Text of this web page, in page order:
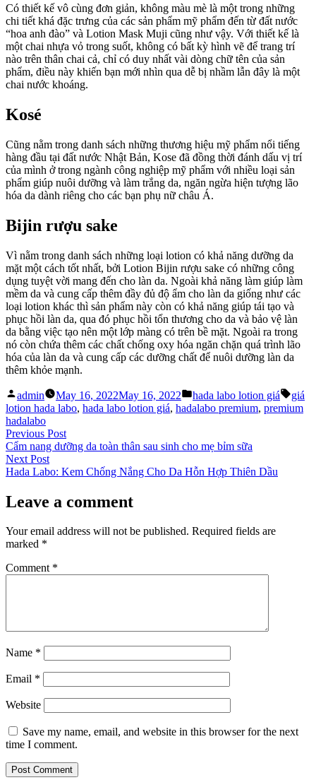
Có thiết kế vô cùng đơn giản, không màu mè là một trong những
chi tiết khá đặc trưng của các sản phẩm mỹ phẩm đến từ đất nước
“hoa anh đào” và Lotion Mask Muji cũng như vậy. Với thiết kế là
một chai nhựa vỏ trong suốt, không có bất kỳ hình vẽ để trang trí
nào trên thân chai cả, chỉ có duy nhất vài dòng chữ tên của sản
phẩm, điều này khiến bạn mới nhìn qua dễ bị nhầm lẫn đây là một
chai nước khoáng.
Kosé
Cũng nằm trong danh sách những thương hiệu mỹ phẩm nổi tiếng
hàng đầu tại đất nước Nhật Bản, Kose đã đồng thời đánh dấu vị trí
của mình ở trong ngành công nghiệp mỹ phẩm với nhiều loại sản
phẩm giúp nuôi dưỡng và làm trắng da, ngăn ngừa hiện tượng lão
hóa da dành riêng cho các bạn phụ nữ châu Á.
Bijin rượu sake
Vì nằm trong danh sách những loại lotion có khả năng dưỡng da
mặt một cách tốt nhất, bởi Lotion Bijin rượu sake có những công
dụng tuyệt vời mang đến cho làn da. Ngoài khả năng làm giúp làm
mềm da và cung cấp thêm đầy đủ độ ẩm cho làn da giống như các
loại lotion khác thì sản phẩm này còn có khả năng giúp tái tạo và
phục hồi làn da, qua đó phục hồi tổn thương cho da và bảo vệ làn
da bằng việc tạo nên một lớp màng có trên bề mặt. Ngoài ra trong
nó còn chứa thêm các chất chống oxy hóa ngăn chặn quá trình lão
hóa của làn da và cung cấp các dưỡng chất để nuôi dưỡng làn da
thêm khỏe mạnh.
Posted
by
admin May 16, 2022May 16, 2022
Posted
in
hada labo lotion giá Tags:
giá
lotion hada labo, hada labo lotion giá, hadalabo premium, premium
hadalabo
Post
navigation
Previous PostPrevious
post:
Cẩm nang dưỡng da toàn thân sau sinh cho mẹ bỉm sữa
Next PostNext
post:
Hada Labo: Kem Chống Nắng Cho Da Hỗn Hợp Thiên Dầu
Leave a comment
Your email address will not be published. Required fields are
marked *
Comment *
Name *
Email *
Website
Save my name, email, and website in this browser for the next
time I comment.